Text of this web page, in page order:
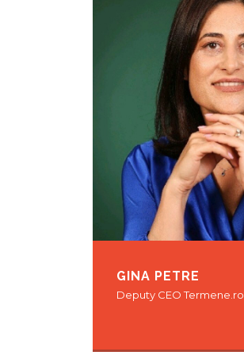
GINA PETRE
Deputy CEO Termene.ro